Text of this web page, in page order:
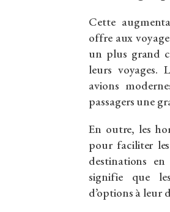
Cette
offre aux
un plus grand
leurs voyages.
avions
passagers une
En outre, les
pour faciliter les
destinations
signifie que
d’options à leur